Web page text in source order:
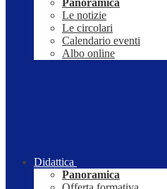
Panoramica
Le notizie
Le circolari
Calendario eventi
Albo online
Didattica
Panoramica